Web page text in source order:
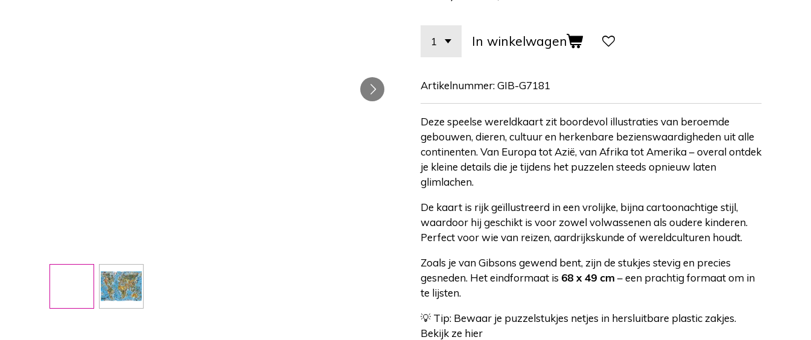
In winkelwagen
Artikelnummer:GIB-G7181
Deze speelse wereldkaart zit boordevol illustraties van beroemde
gebouwen, dieren, cultuur en herkenbare bezienswaardigheden uit alle
continenten. Van Europa tot Azië, van Afrika tot Amerika – overal ontdek
je kleine details die je tijdens het puzzelen steeds opnieuw laten
glimlachen.
De kaart is rijk geïllustreerd in een vrolijke, bijna cartoonachtige stijl,
waardoor hij geschikt is voor zowel volwassenen als oudere kinderen.
Perfect voor wie van reizen, aardrijkskunde of wereldculturen houdt.
Zoals je van Gibsons gewend bent, zijn de stukjes stevig en precies
gesneden. Het eindformaat is 68 x 49 cm – een prachtig formaat om in
te lijsten.
💡 Tip: Bewaar je puzzelstukjes netjes in hersluitbare plastic zakjes.
Bekijk ze hier